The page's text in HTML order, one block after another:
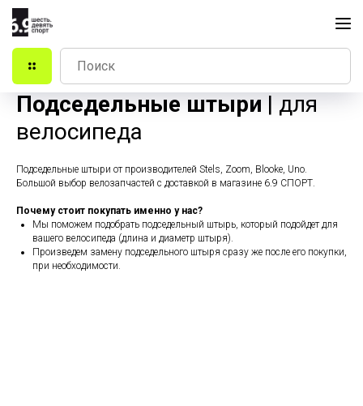
Подседельные штыри | для
велосипеда
Подседельные штыри от производителей Stels, Zoom, Blooke, Uno.
Большой выбор велозапчастей с доставкой в магазине 6.9 СПОРТ.
Почему стоит покупать именно у нас?
Мы поможем подобрать подседельный штырь, который подойдет для
вашего велосипеда (длина и диаметр штыря).
Произведем замену подседельного штыря сразу же после его покупки,
при необходимости.